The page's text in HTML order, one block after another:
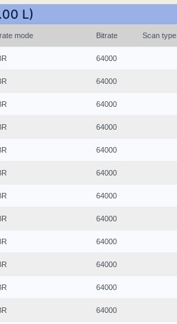
L)
mode Bitrate Scan type
64000
64000
64000
64000
64000
64000
64000
64000
64000
64000
64000
64000